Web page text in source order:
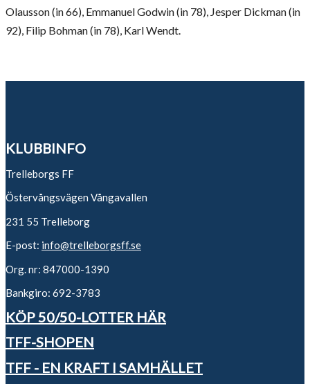
Olausson (in 66), Emmanuel Godwin (in 78), Jesper Dickman (in
92), Filip Bohman (in 78), Karl Wendt.
KLUBBINFO
Trelleborgs FF
Östervångsvägen Vångavallen
231 55 Trelleborg
E-post: info@trelleborgsff.se
Org. nr: 847000-1390
Bankgiro: 692-3783
KÖP 50/50-LOTTER HÄR
TFF-SHOPEN
TFF - EN KRAFT I SAMHÄLLET